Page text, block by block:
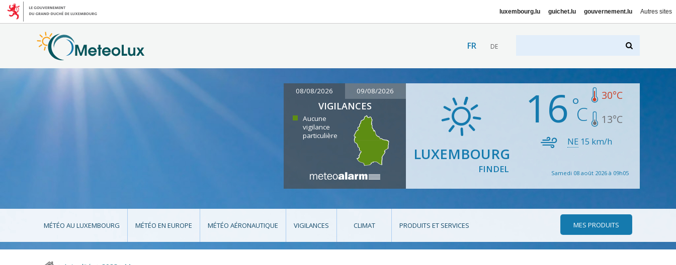
luxembourg.lu guichet.lu gouvernement.lu Autres sites
FR DE
08/08/2026 09/08/2026
VIGILANCES
Aucune
vigilance
particulière
LUXEMBOURG
FINDEL
16 30°C
13°C
NE 15 km/h
Samedi 08 août 2026 à 09h05
MÉTÉO AU LUXEMBOURG MÉTÉO EN EUROPE MÉTÉO AÉRONAUTIQUE VIGILANCES CLIMAT PRODUITS ET SERVICES MES PRODUITS